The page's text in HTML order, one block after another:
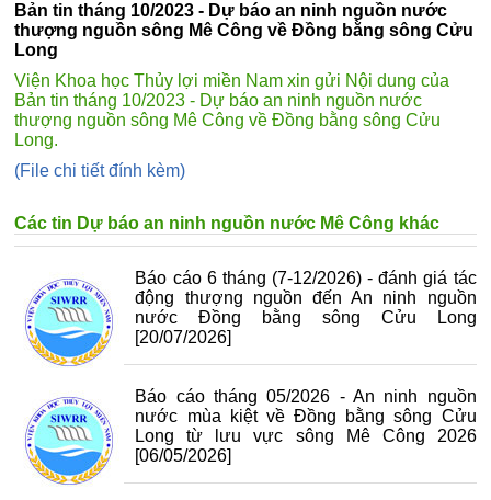
Bản tin tháng 10/2023 - Dự báo an ninh nguồn nước
thượng nguồn sông Mê Công về Đồng bằng sông Cửu
Long
Viện Khoa học Thủy lợi miền Nam xin gửi Nội dung của
Bản tin tháng 10/2023 - Dự báo an ninh nguồn nước
thượng nguồn sông Mê Công về Đồng bằng sông Cửu
Long.
(File chi tiết đính kèm)
Các tin Dự báo an ninh nguồn nước Mê Công khác
Báo cáo 6 tháng (7-12/2026) - đánh giá tác
động thượng nguồn đến An ninh nguồn
nước Đồng bằng sông Cửu Long
[20/07/2026]
Báo cáo tháng 05/2026 - An ninh nguồn
nước mùa kiệt về Đồng bằng sông Cửu
Long từ lưu vực sông Mê Công 2026
[06/05/2026]